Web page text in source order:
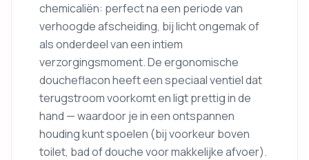
chemicaliën: perfect na een periode van
verhoogde afscheiding, bij licht ongemak of
als onderdeel van een intiem
verzorgingsmoment. De ergonomische
doucheflacon heeft een speciaal ventiel dat
terugstroom voorkomt en ligt prettig in de
hand — waardoor je in een ontspannen
houding kunt spoelen (bij voorkeur boven
toilet, bad of douche voor makkelijke afvoer).